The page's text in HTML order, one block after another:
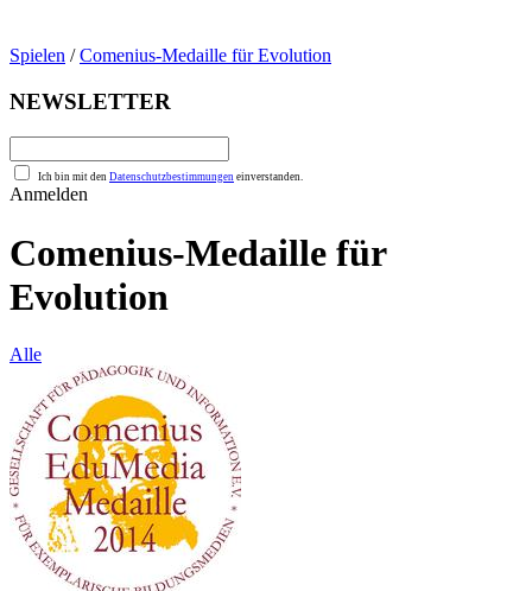
Spielen /Comenius-Medaille für Evolution
NEWSLETTER
Ich bin mit den Datenschutzbestimmungen einverstanden.
Anmelden
Comenius-Medaille für
Evolution
Alle